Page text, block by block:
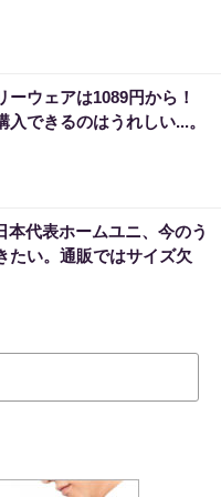
ーウェアは1089円から！
入できるのはうれしい...。
本代表ホームユニ、今のう
たい。通販ではサイズ欠